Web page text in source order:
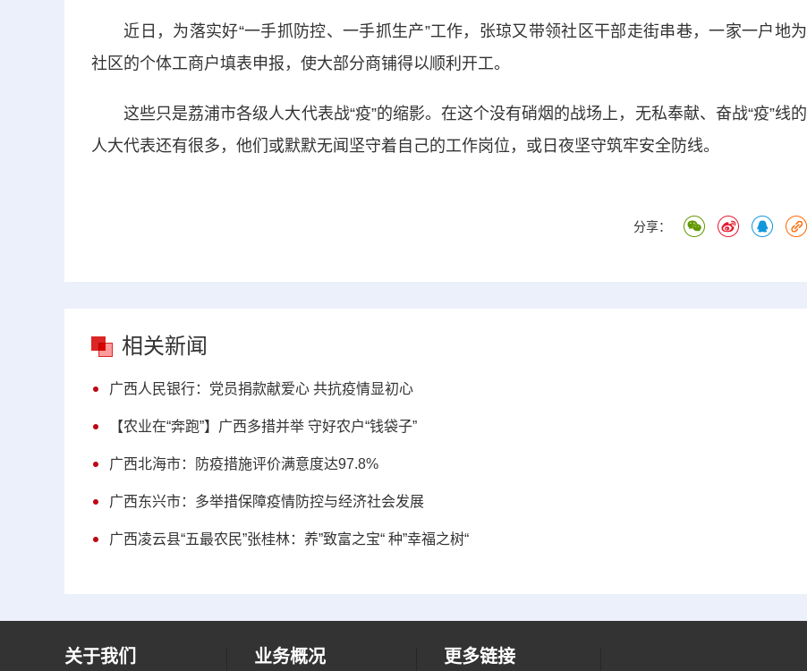
近日，为落实好“一手抓防控、一手抓生产”工作，张琼又带领社区干部走街串巷，一家一户地为
社区的个体工商户填表申报，使大部分商铺得以顺利开工。
这些只是荔浦市各级人大代表战“疫”的缩影。在这个没有硝烟的战场上，无私奉献、奋战“疫”线的
人大代表还有很多，他们或默默无闻坚守着自己的工作岗位，或日夜坚守筑牢安全防线。
分享：
相关新闻
广西人民银行：党员捐款献爱心 共抗疫情显初心
【农业在“奔跑”】广西多措并举 守好农户“钱袋子”
广西北海市：防疫措施评价满意度达97.8%
广西东兴市：多举措保障疫情防控与经济社会发展
广西凌云县“五最农民”张桂林：养”致富之宝“ 种”幸福之树“
关于我们 业务概况 更多链接